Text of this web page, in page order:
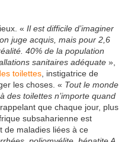
« Il est difficile d’imaginer
juge acquis, mais pour 2,6
40% de la population
sanitaires adéquate »,
toilettes , instigatrice de
les choses. « Tout le monde
des toilettes n’importe quand
que chaque jour, plus
subsaharienne est
de maladies liées à ce